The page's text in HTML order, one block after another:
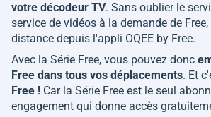
votre décodeur TV. Sans oublier le
service de vidéos à la demande de
distance depuis l'appli OQEE by Free.
Avec la Série Free, vous pouvez donc
Free dans tous vos déplacements. Et
Free ! Car la Série Free est le seul
engagement qui donne accès